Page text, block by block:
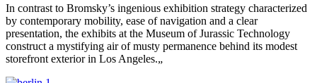
In contrast to Bromsky’s ingenious exhibition strategy characterized
by contemporary mobility, ease of navigation and a clear
presentation, the exhibits at the Museum of Jurassic Technology
construct a mystifying air of musty permanence behind its modest
storefront exterior in Los Angeles.„